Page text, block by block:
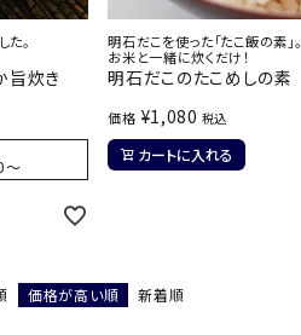
。
旨炊き
〜
明石だこを使った「たこ飯の素」。
お米と一緒に炊くだけ！
明石だこのたこめしの素
価格 ¥1,080 税込
カートに入れる
価格が高い順 新着順